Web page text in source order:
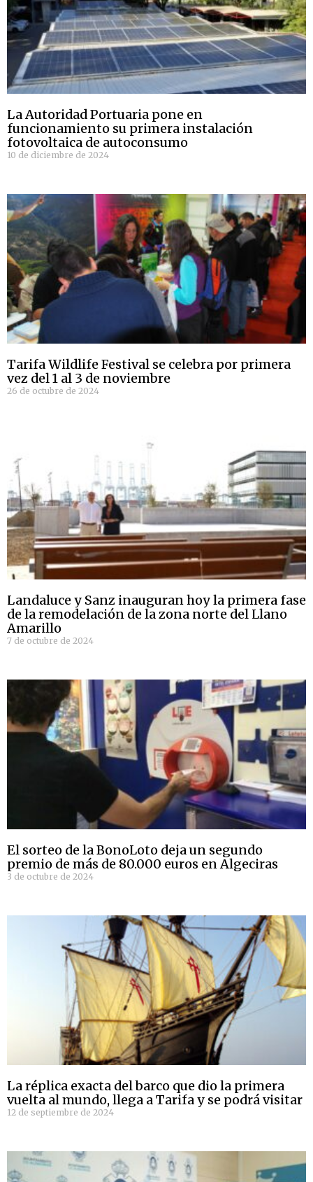
La Autoridad Portuaria pone en
funcionamiento su primera instalación
fotovoltaica de autoconsumo
10 de diciembre de 2024
Tarifa Wildlife Festival se celebra por primera
vez del 1 al 3 de noviembre
26 de octubre de 2024
Landaluce y Sanz inauguran hoy la primera fase
de la remodelación de la zona norte del Llano
Amarillo
7 de octubre de 2024
El sorteo de la BonoLoto deja un segundo
premio de más de 80.000 euros en Algeciras
3 de octubre de 2024
La réplica exacta del barco que dio la primera
vuelta al mundo, llega a Tarifa y se podrá visitar
12 de septiembre de 2024